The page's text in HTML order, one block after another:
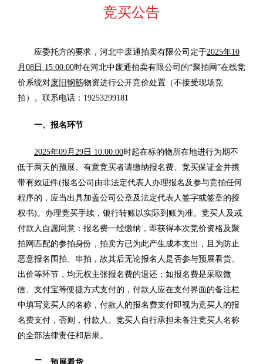
竞买公告
应委托方的要求，河北中废通拍卖有限公司定于2025年10
月08日 15:00:00时在河北中废通拍卖有限公司的“聚拍网”在线竞
价系统对废旧钢筋物资进行公开竞价处置（不接受现场竞
拍）。联系电话：19253299181
一、报名环节
2025年09月29日 10:00:00时起在标的物所在地进行为期不
低于两天的预展。有意竞买者请缴纳报名费、竞买保证金并携
带有效证件(报名公司由非法定代表人办理报名及参与竞拍任何
程序的，应当出具加盖公司公章及法定代表人签字或签章的授
权书)。办理竞买手续，银行转账以实际到账为准。竞买人及或
付款人自愿同意：报名费一经缴纳，即获得本次竞价资格及聚
拍网匹配的参拍身份，拍卖方已为此产生成本支出，且为防止
恶意报名围拍、串拍，故其后无论报名人是否参与预展看货、
出价等环节，均无权主张报名费的退还；如报名费是采取微
信、支付宝等便捷方式支付的，付款人应在支付界面的备注栏
中填写竞买人的名称，付款人的报名费支付即视为竞买人的报
名费支付，否则，付款人、竞买人自行承担未备注竞买人名称
的全部法律责任和后果。